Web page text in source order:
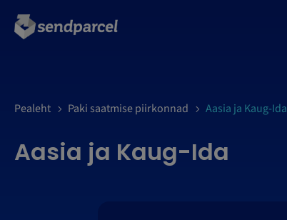
Pealeht Paki saatmise piirkonnad Aasia ja Kaug-Ida
Aasia ja Kaug-Ida